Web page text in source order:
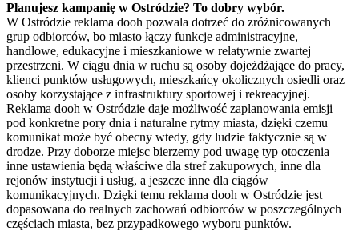
Planujesz kampanię w Ostródzie? To dobry wybór.
W Ostródzie reklama dooh pozwala dotrzeć do zróżnicowanych
grup odbiorców, bo miasto łączy funkcje administracyjne,
handlowe, edukacyjne i mieszkaniowe w relatywnie zwartej
przestrzeni. W ciągu dnia w ruchu są osoby dojeżdżające do pracy,
klienci punktów usługowych, mieszkańcy okolicznych osiedli oraz
osoby korzystające z infrastruktury sportowej i rekreacyjnej.
Reklama dooh w Ostródzie daje możliwość zaplanowania emisji
pod konkretne pory dnia i naturalne rytmy miasta, dzięki czemu
komunikat może być obecny wtedy, gdy ludzie faktycznie są w
drodze. Przy doborze miejsc bierzemy pod uwagę typ otoczenia –
inne ustawienia będą właściwe dla stref zakupowych, inne dla
rejonów instytucji i usług, a jeszcze inne dla ciągów
komunikacyjnych. Dzięki temu reklama dooh w Ostródzie jest
dopasowana do realnych zachowań odbiorców w poszczególnych
częściach miasta, bez przypadkowego wyboru punktów.